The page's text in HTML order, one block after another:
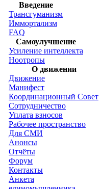
Введение
Трансгуманизм
Иммортализм
FAQ
Самоулучшение
Усиление интеллекта
Ноотропы
О движении
Движение
Манифест
Координационный Совет
Сотрудничество
Уплата взносов
Рабочее пространство
Для СМИ
Анонсы
Отчёты
Форум
Контакты
Анкета